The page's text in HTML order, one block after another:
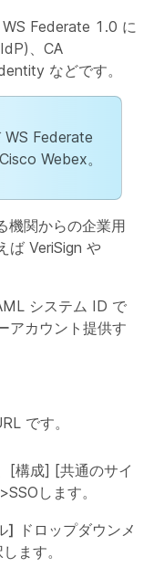
Federate 1.0 に
、CA
などです。
Federate
Webex。
機関からの企業用
ば VeriSign や
システム ID で
アカウント提供す
です。
[構成] [共通のサイ
>SSO します。
] ドロップダウンメ
ます。